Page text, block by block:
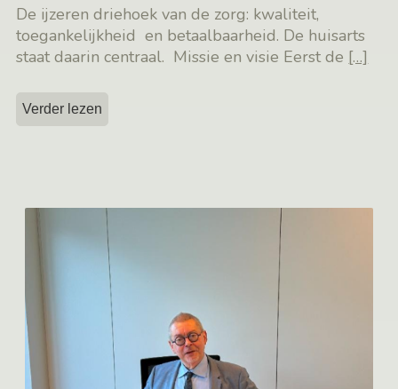
De ijzeren driehoek van de zorg: kwaliteit,
toegankelijkheid en betaalbaarheid. De huisarts
staat daarin centraal. Missie en visie Eerst de […]
Verder lezen